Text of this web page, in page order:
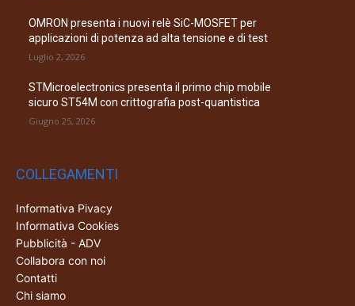
OMRON presenta i nuovi relè SiC-MOSFET per
applicazioni di potenza ad alta tensione e di test
Luglio 2, 2026
STMicroelectronics presenta il primo chip mobile
sicuro ST54M con crittografia post-quantistica
Giugno 25, 2026
COLLEGAMENTI
Informativa Pivacy
Informativa Cookies
Pubblicità - ADV
Collabora con noi
Contatti
Chi siamo